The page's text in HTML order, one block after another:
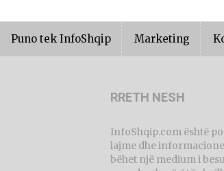
Puno tek InfoShqip Marketing
RRETH NESH
InfoShqip.com është
lajme dhe informacione
bëhet një medium i